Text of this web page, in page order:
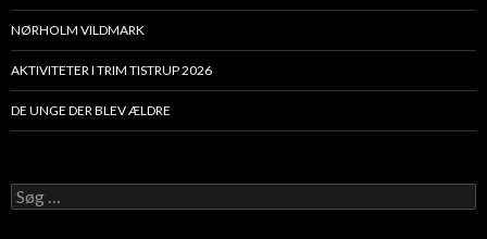
NØRHOLM VILDMARK
AKTIVITETER I TRIM TISTRUP 2026
DE UNGE DER BLEV ÆLDRE
Søg
efter: